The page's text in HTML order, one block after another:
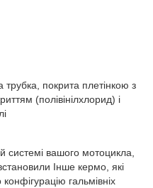
покрита плетінкою з
(полівінілхлорид) і
системі вашого мотоцикла,
Інше кермо, які
гальмівніх